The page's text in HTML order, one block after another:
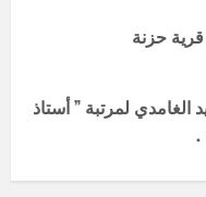
حزنة
لمرتبة ” أستاذ
.